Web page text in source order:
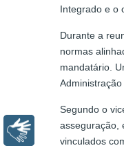
Integrado e o
Durante a
normas
mandatário.
Segundo o
asseguração,
vinculados
Libras